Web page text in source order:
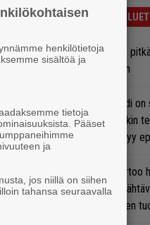
Weezer-fanien
tulee Suomeen
Uusi superbändi
Vaihtoehtorockin
ryhmä esittäytyy
Linkin Park kertoo
tarjoaa uutta
Meteora-aikojen
henkilötietoja
sisältöä ja
tietoja
Pääset
ja
jos niillä on siihen
tahansa seuraavalla